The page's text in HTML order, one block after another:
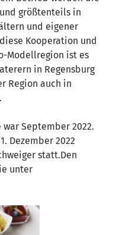
größtenteils in
und eigener
Kooperation und
Modellregion ist es
in Regensburg
Region auch in
September 2022.
Dezember 2022
statt.Den
unter